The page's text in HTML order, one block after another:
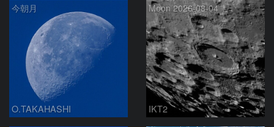
今朝月
O.TAKAHASHI
Moon 2026-08-04
IKT2